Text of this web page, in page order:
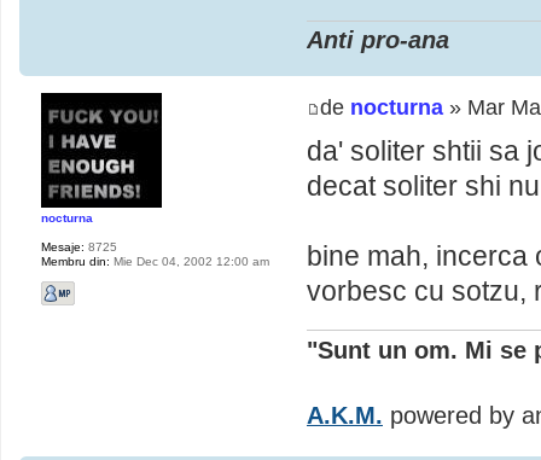
Anti pro-ana
de nocturna » Mar
da' soliter shtii sa
decat soliter shi
bine mah, incerca
vorbesc cu sotzu,
"Sunt un om. Mi se
A.K.M. powered by
nocturna
Mesaje: 8725
Membru din: Mie Dec 04, 2002 12:00 am